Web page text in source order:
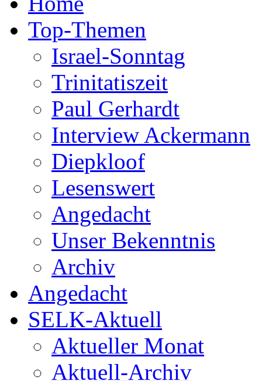
Top-Themen
Israel-Sonntag
Trinitatiszeit
Paul Gerhardt
Interview Ackermann
Diepkloof
Lesenswert
Angedacht
Unser Bekenntnis
Archiv
Angedacht
SELK-Aktuell
Aktueller Monat
Aktuell-Archiv